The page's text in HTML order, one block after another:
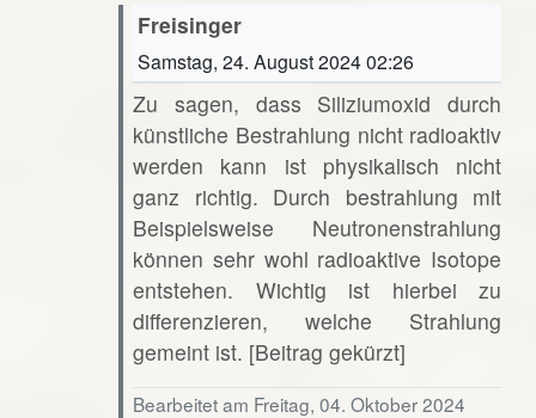
Freisinger
Samstag, 24. August 2024 02:26
Zu sagen, dass Siliziumoxid durch
künstliche Bestrahlung nicht radioaktiv
werden kann ist physikalisch nicht
ganz richtig. Durch bestrahlung mit
Beispielsweise Neutronenstrahlung
können sehr wohl radioaktive Isotope
entstehen. Wichtig ist hierbei zu
differenzieren, welche Strahlung
gemeint ist. [Beitrag gekürzt]
Bearbeitet am Freitag, 04. Oktober 2024